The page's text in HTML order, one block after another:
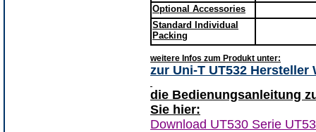
Optional Accessories
Standard Individual
Packing
weitere Infos zum Produkt unter:
zur Uni-T UT532 Hersteller
die Bedienungsanleitung
Sie hier:
Download UT530 Serie